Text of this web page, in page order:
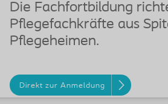
Die Fachfortbildung
Pflegefachkräfte aus
Pflegeheimen.
Direkt zur Anmeldung